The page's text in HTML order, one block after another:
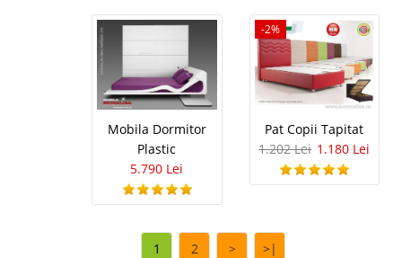
amenajare reusita pe
moderna pt. living ce
avangardist. Si oferta
Masa de
birouri
masini de curse este
Mobila Dormitor
Plastic
5.790 Lei
-2%
Pat Copii Tapitat
1.202 Lei 1.180 Lei
1 2 > >|